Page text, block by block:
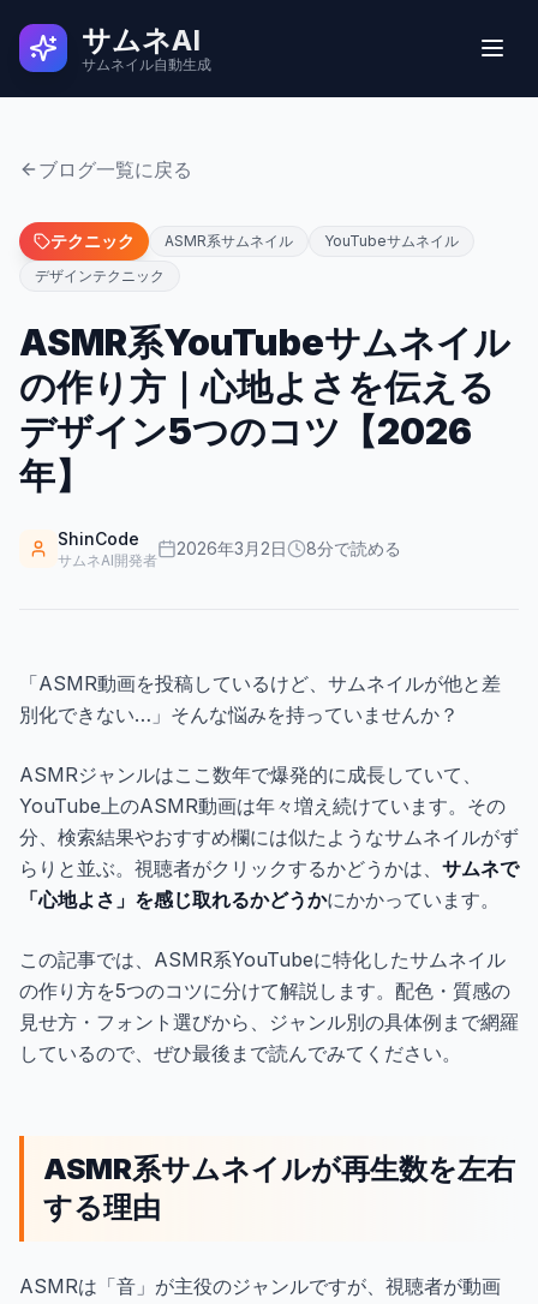
サムネAI
サムネイル自動生成
実例
ユーザーの声
料金
ギャラリー
無料で始める
ブログ一覧に戻る
テクニック ASMR系サムネイル
YouTubeサムネイル
デザインテクニック
ASMR系YouTubeサムネイル
の作り方｜心地よさを伝える
デザイン5つのコツ【2026
年】
ShinCode
サムネAI開発者
2026年3月2日 8分で読める
「ASMR動画を投稿しているけど、サムネイルが他と差
別化できない…」そんな悩みを持っていませんか？
ASMRジャンルはここ数年で爆発的に成長していて、
YouTube上のASMR動画は年々増え続けています。その
分、検索結果やおすすめ欄には似たようなサムネイルがず
らりと並ぶ。視聴者がクリックするかどうかは、 サムネで
「心地よさ」を感じ取れるかどうかにかかっています。
この記事では、ASMR系YouTubeに特化したサムネイル
の作り方を5つのコツに分けて解説します。配色・質感の
見せ方・フォント選びから、ジャンル別の具体例まで網羅
しているので、ぜひ最後まで読んでみてください。
ASMR系サムネイルが再生数を左右
する理由
ASMRは「音」が主役のジャンルですが、視聴者が動画